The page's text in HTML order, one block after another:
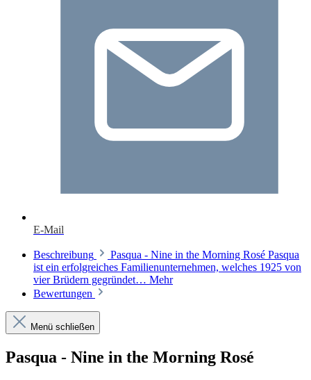
E-Mail
Beschreibung
Pasqua - Nine in the Morning Rosé Pasqua
ist ein erfolgreiches Familienunternehmen, welches 1925 von
vier Brüdern gegründet… Mehr
Bewertungen
Menü schließen
Pasqua - Nine in the Morning Rosé